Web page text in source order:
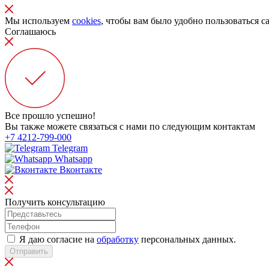
Мы используем cookies, чтобы вам было удобно пользоваться
Соглашаюсь
Все прошло успешно!
Вы также можете связаться с нами по следующим контактам
+7 4212-799-000
Telegram
Whatsapp
Вконтакте
Получить консультацию
Я даю согласие на обработку персональных данных.
Отправить